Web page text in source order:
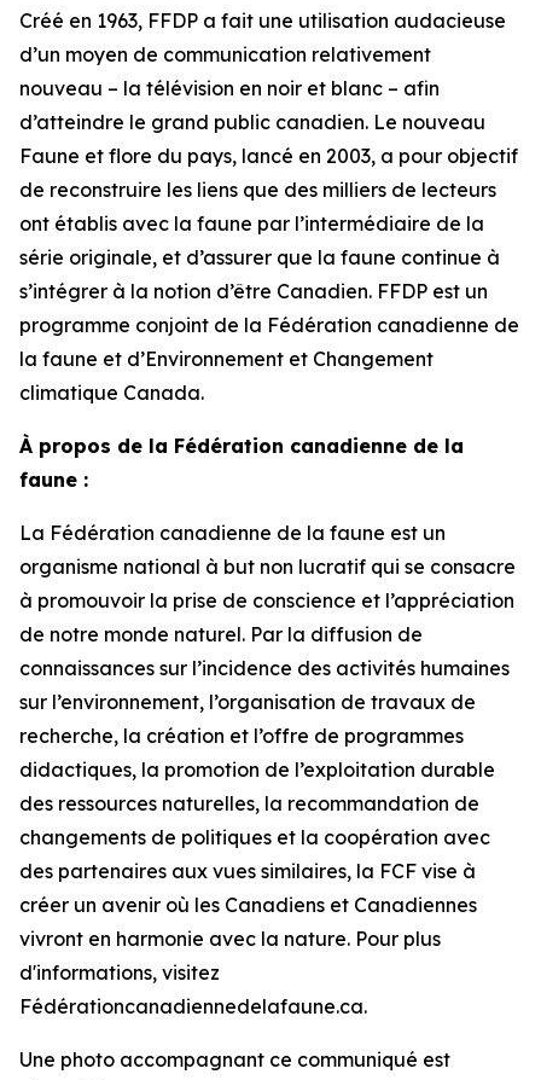
Créé en 1963, FFDP a fait une utilisation audacieuse
d’un moyen de communication relativement
nouveau – la télévision en noir et blanc – afin
d’atteindre le grand public canadien. Le nouveau
Faune et flore du pays, lancé en 2003, a pour objectif
de reconstruire les liens que des milliers de lecteurs
ont établis avec la faune par l’intermédiaire de la
série originale, et d’assurer que la faune continue à
s’intégrer à la notion d’être Canadien. FFDP est un
programme conjoint de la Fédération canadienne de
la faune et d’Environnement et Changement
climatique Canada.
À propos de la Fédération canadienne de la
faune :
La Fédération canadienne de la faune est un
organisme national à but non lucratif qui se consacre
à promouvoir la prise de conscience et l’appréciation
de notre monde naturel. Par la diffusion de
connaissances sur l’incidence des activités humaines
sur l’environnement, l’organisation de travaux de
recherche, la création et l’offre de programmes
didactiques, la promotion de l’exploitation durable
des ressources naturelles, la recommandation de
changements de politiques et la coopération avec
des partenaires aux vues similaires, la FCF vise à
créer un avenir où les Canadiens et Canadiennes
vivront en harmonie avec la nature. Pour plus
d'informations, visitez
Fédérationcanadiennedelafaune.ca.
Une photo accompagnant ce communiqué est